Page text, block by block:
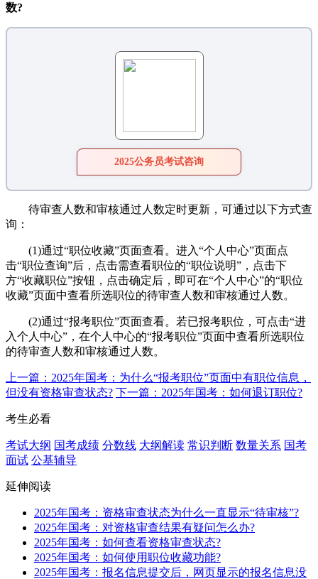
数?
2025公务员考试咨询
待审查人数和审核通过人数定时更新，可通过以下方式查
询：
(1)通过“职位收藏”页面查看。进入“个人中心”页面点
击“职位查询”后，点击需查看职位的“职位说明”，点击下
方“收藏职位”按钮，点击确定后，即可在“个人中心”的“职位
收藏”页面中查看所选职位的待审查人数和审核通过人数。
(2)通过“报考职位”页面查看。若已报考职位，可点击“进
入个人中心”，在个人中心的“报考职位”页面中查看所选职位
的待审查人数和审核通过人数。
上一篇：2025年国考：为什么“报考职位”页面中有职位信息，
但没有资格审查状态? 下一篇：2025年国考：如何退订职位?
考生必看
考试大纲 国考成绩 分数线 大纲解读 常识判断 数量关系 国考
面试 公基辅导
延伸阅读
2025年国考：资格审查状态为什么一直显示“待审核”?
2025年国考：对资格审查结果有疑问怎么办?
2025年国考：如何查看资格审查状态?
2025年国考：如何使用职位收藏功能?
2025年国考：报名信息提交后，网页显示的报名信息没